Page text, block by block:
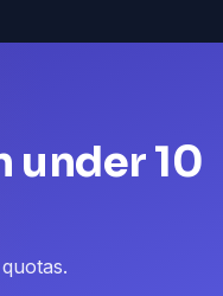
under 10